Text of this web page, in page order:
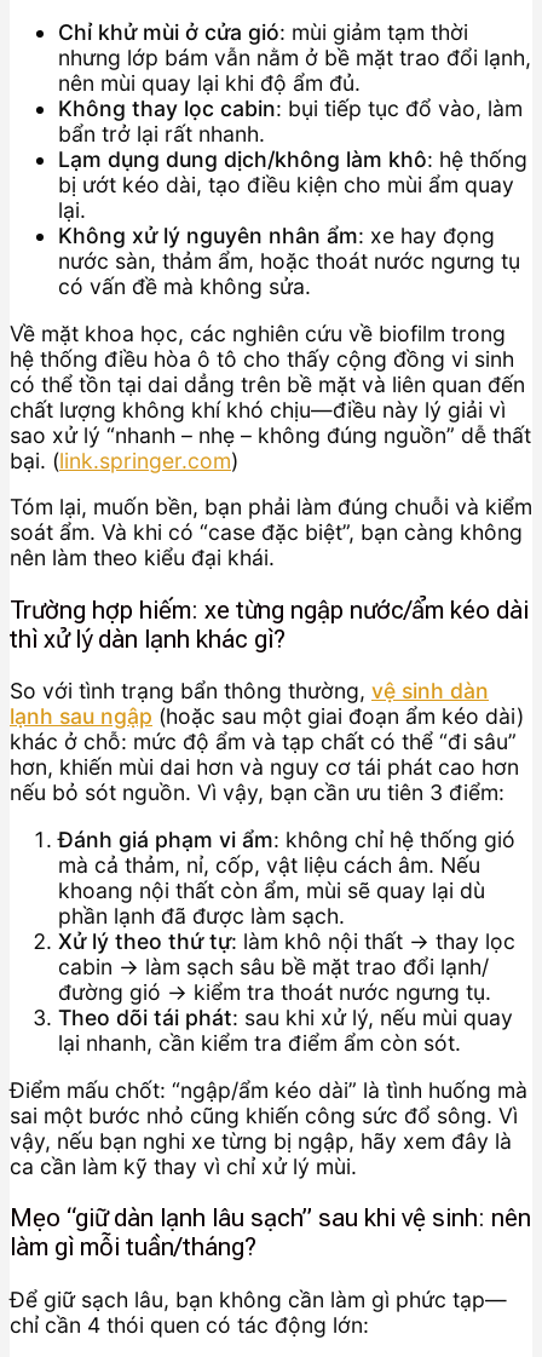
Chỉ khử mùi ở cửa gió: mùi giảm tạm thời
nhưng lớp bám vẫn nằm ở bề mặt trao đổi lạnh,
nên mùi quay lại khi độ ẩm đủ.
Không thay lọc cabin: bụi tiếp tục đổ vào, làm
bẩn trở lại rất nhanh.
Lạm dụng dung dịch/không làm khô: hệ thống
bị ướt kéo dài, tạo điều kiện cho mùi ẩm quay
lại.
Không xử lý nguyên nhân ẩm: xe hay đọng
nước sàn, thảm ẩm, hoặc thoát nước ngưng tụ
có vấn đề mà không sửa.
Về mặt khoa học, các nghiên cứu về biofilm trong
hệ thống điều hòa ô tô cho thấy cộng đồng vi sinh
có thể tồn tại dai dẳng trên bề mặt và liên quan đến
chất lượng không khí khó chịu—điều này lý giải vì
sao xử lý “nhanh – nhẹ – không đúng nguồn” dễ thất
bại. (link.springer.com)
Tóm lại, muốn bền, bạn phải làm đúng chuỗi và kiểm
soát ẩm. Và khi có “case đặc biệt”, bạn càng không
nên làm theo kiểu đại khái.
Trường hợp hiếm: xe từng ngập nước/ẩm kéo dài
thì xử lý dàn lạnh khác gì?
So với tình trạng bẩn thông thường, vệ sinh dàn
lạnh sau ngập (hoặc sau một giai đoạn ẩm kéo dài)
khác ở chỗ: mức độ ẩm và tạp chất có thể “đi sâu”
hơn, khiến mùi dai hơn và nguy cơ tái phát cao hơn
nếu bỏ sót nguồn. Vì vậy, bạn cần ưu tiên 3 điểm:
Đánh giá phạm vi ẩm: không chỉ hệ thống gió
mà cả thảm, nỉ, cốp, vật liệu cách âm. Nếu
khoang nội thất còn ẩm, mùi sẽ quay lại dù
phần lạnh đã được làm sạch.
Xử lý theo thứ tự: làm khô nội thất → thay lọc
cabin → làm sạch sâu bề mặt trao đổi lạnh/
đường gió → kiểm tra thoát nước ngưng tụ.
Theo dõi tái phát: sau khi xử lý, nếu mùi quay
lại nhanh, cần kiểm tra điểm ẩm còn sót.
Điểm mấu chốt: “ngập/ẩm kéo dài” là tình huống mà
sai một bước nhỏ cũng khiến công sức đổ sông. Vì
vậy, nếu bạn nghi xe từng bị ngập, hãy xem đây là
ca cần làm kỹ thay vì chỉ xử lý mùi.
Mẹo “giữ dàn lạnh lâu sạch” sau khi vệ sinh: nên
làm gì mỗi tuần/tháng?
Để giữ sạch lâu, bạn không cần làm gì phức tạp—
chỉ cần 4 thói quen có tác động lớn: